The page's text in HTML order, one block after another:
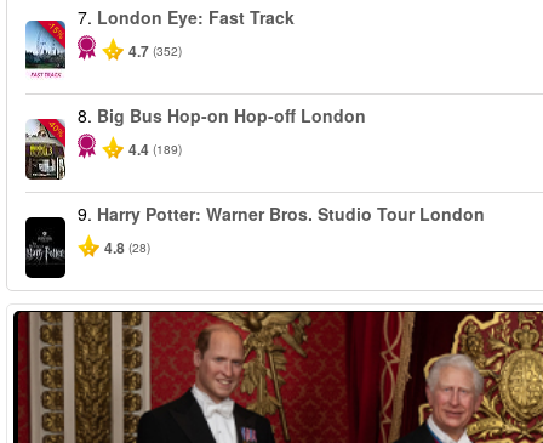
-15%
7. London Eye: Fast Track
4.7 (352)
-40%
8. Big Bus Hop-on Hop-off London
4.4 (189)
9. Harry Potter: Warner Bros. Studio Tour London
4.8 (28)